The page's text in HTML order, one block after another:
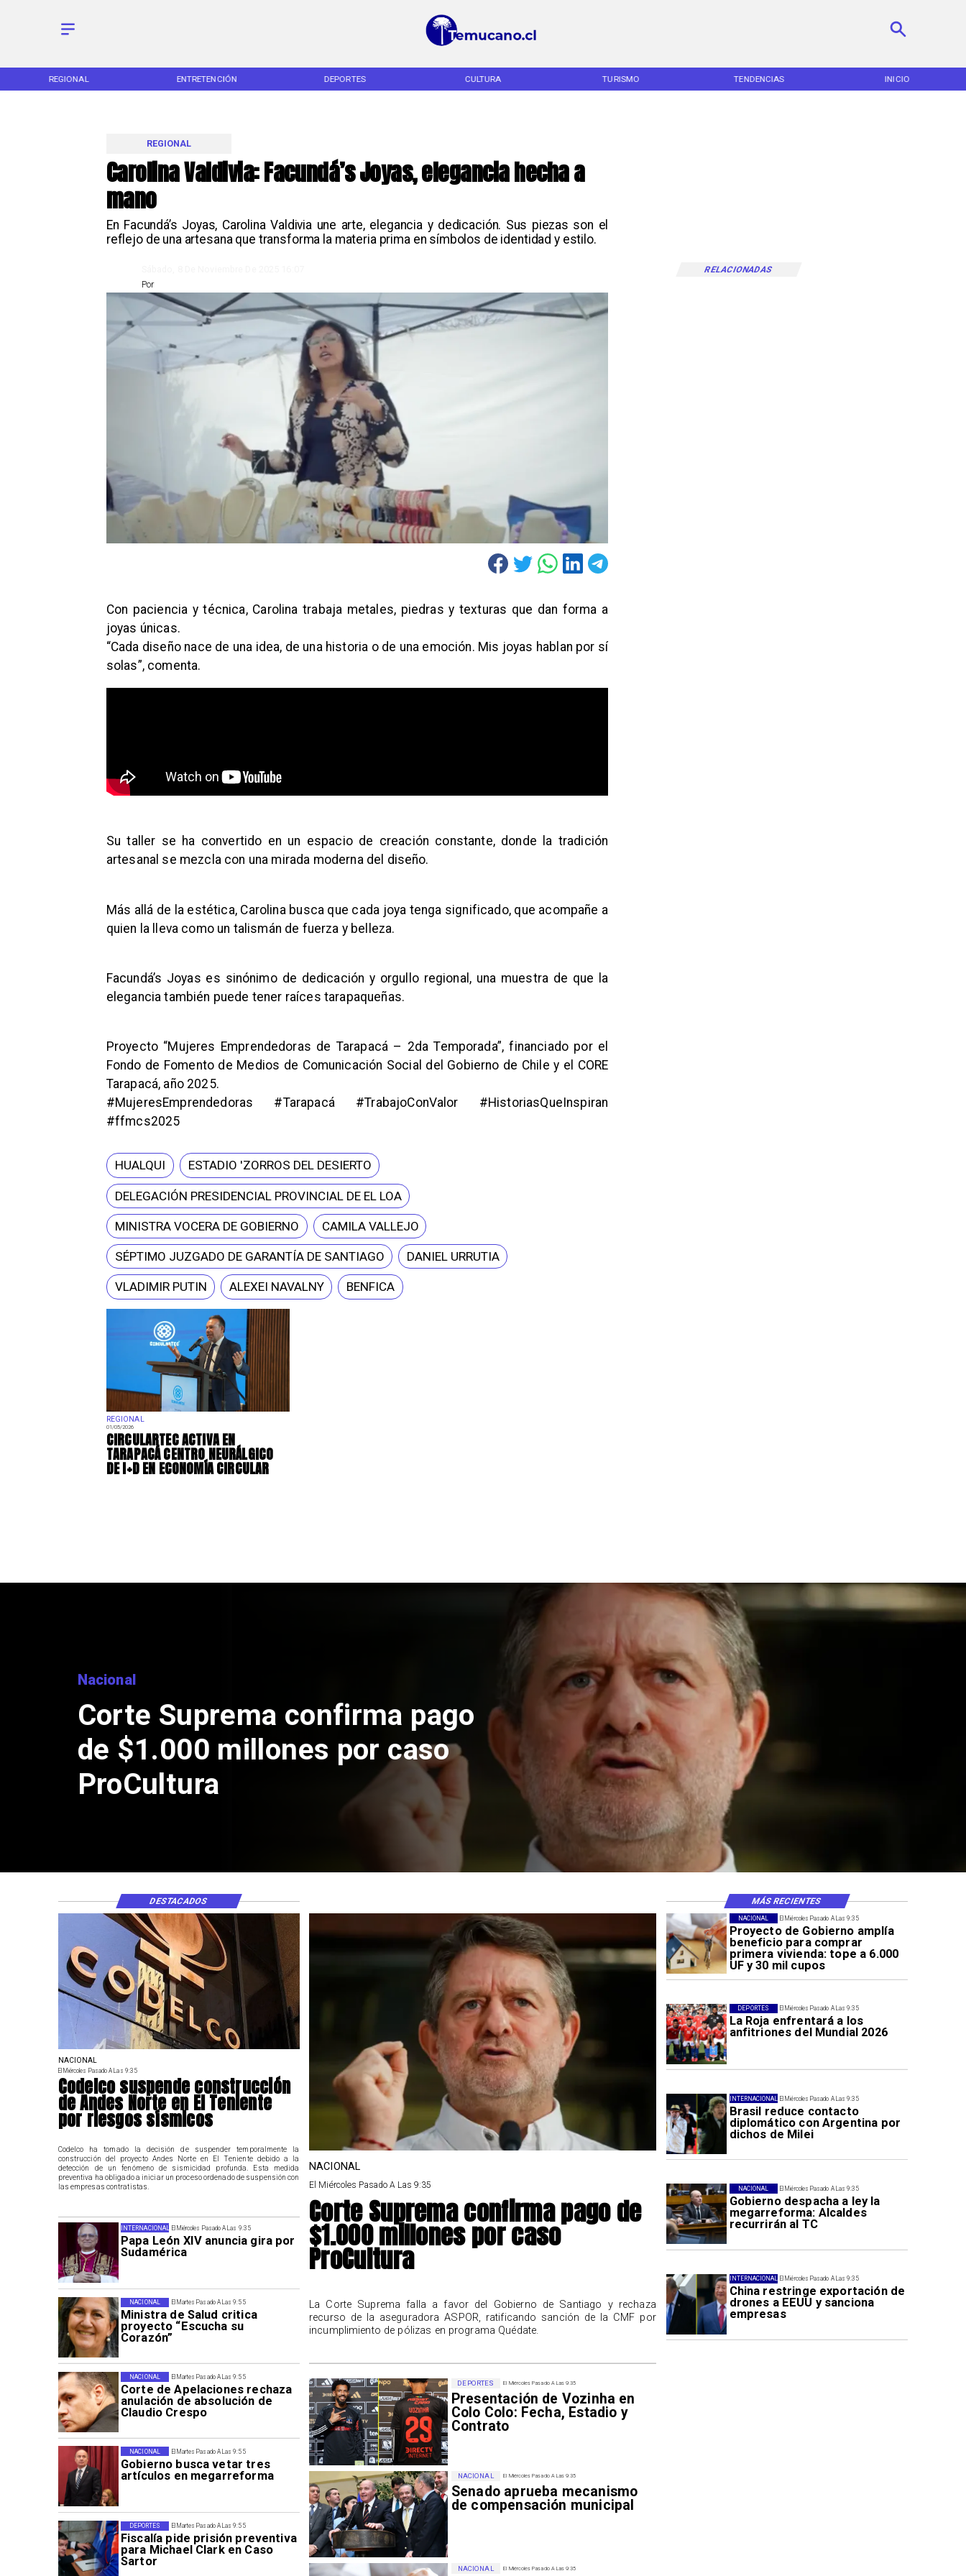
ENTRETENCIÓN DEPORTES CULTURA TURISMO TENDENCIAS INICIO NACIONAL
Carolina Valdivia: Facundá’s Joyas, elegancia hecha a
mano
​En Facundá’s Joyas, Carolina Valdivia une arte, elegancia y dedicación. Sus piezas son el
reflejo de una artesana que transforma la materia prima en símbolos de identidad y estilo.
REGIONAL
RELACIONADAS
Por
REGIONAL
01/05/2026
​CIRCULARTEC ACTIVA EN
TARAPACÁ CENTRO NEURÁLGICO
DE I+D EN ECONOMÍA CIRCULAR
Con paciencia y técnica, Carolina trabaja metales, piedras y texturas que dan forma a
joyas únicas.
“Cada diseño nace de una idea, de una historia o de una emoción. Mis joyas hablan por sí
solas”, comenta.
Su taller se ha convertido en un espacio de creación constante, donde la tradición
artesanal se mezcla con una mirada moderna del diseño.
Más allá de la estética, Carolina busca que cada joya tenga significado, que acompañe a
quien la lleva como un talismán de fuerza y belleza.
Facundá’s Joyas es sinónimo de dedicación y orgullo regional, una muestra de que la
elegancia también puede tener raíces tarapaqueñas.
Proyecto “Mujeres Emprendedoras de Tarapacá – 2da Temporada”, financiado por el
Fondo de Fomento de Medios de Comunicación Social del Gobierno de Chile y el CORE
Tarapacá, año 2025.
#MujeresEmprendedoras #Tarapacá #TrabajoConValor #HistoriasQueInspiran
#ffmcs2025
HUALQUI ESTADIO 'ZORROS DEL DESIERTO
DELEGACIÓN PRESIDENCIAL PROVINCIAL DE EL LOA
MINISTRA VOCERA DE GOBIERNO CAMILA VALLEJO
SÉPTIMO JUZGADO DE GARANTÍA DE SANTIAGO DANIEL URRUTIA
VLADIMIR PUTIN ALEXEI NAVALNY BENFICA
Nacional
Codelco suspende construcción
de Andes Norte en El Teniente
por riesgos sísmicos
El Miércoles Pasado A Las 9:35
Proyecto de Gobierno amplía
beneficio para comprar
primera vivienda: tope a 6.000
UF y 30 mil cupos
NACIONAL
El Miércoles Pasado A Las 9:35
La Roja enfrentará a los
anfitriones del Mundial 2026
DEPORTES
El Miércoles Pasado A Las 9:35
Brasil reduce contacto
diplomático con Argentina por
dichos de Milei
INTERNACIONAL
El Miércoles Pasado A Las 9:35
Gobierno despacha a ley la
megarreforma: Alcaldes
recurrirán al TC
NACIONAL
El Miércoles Pasado A Las 9:35
China restringe exportación de
drones a EEUU y sanciona
empresas
INTERNACIONAL
El Miércoles Pasado A Las 9:35
Papa León XIV anuncia gira por
Sudamérica
INTERNACIONAL
El Martes Pasado A Las 9:55
Ministra de Salud critica
proyecto “Escucha su
Corazón”
NACIONAL
El Martes Pasado A Las 9:55
Corte de Apelaciones rechaza
anulación de absolución de
Claudio Crespo
NACIONAL
El Martes Pasado A Las 9:55
Gobierno busca vetar tres
artículos en megarreforma
NACIONAL
El Martes Pasado A Las 9:55
Fiscalía pide prisión preventiva
para Michael Clark en Caso
Sartor
DEPORTES
El Miércoles Pasado A Las 9:35
Presentación de Vozinha en
Colo Colo: Fecha, Estadio y
Contrato
DEPORTES
El Miércoles Pasado A Las 9:35
Senado aprueba mecanismo
de compensación municipal
NACIONAL
El Miércoles Pasado A Las 9:35
NACIONAL
NACIONAL
El Miércoles Pasado A Las 9:35
Codelco suspende construcción
de Andes Norte en El Teniente
por riesgos sísmicos
Codelco ha tomado la decisión de suspender temporalmente la
construcción del proyecto Andes Norte en El Teniente debido a la
detección de un fenómeno de sismicidad profunda. Esta medida
preventiva ha obligado a iniciar un proceso ordenado de suspensión con
las empresas contratistas.
NACIONAL
El Miércoles Pasado A Las 9:35
Corte Suprema confirma pago de
$1.000 millones por caso
ProCultura
La Corte Suprema falla a favor del Gobierno de Santiago y rechaza
recurso de la aseguradora ASPOR, ratificando sanción de la CMF por
incumplimiento de pólizas en programa Quédate.
DESTACADOS MÁS RECIENTES